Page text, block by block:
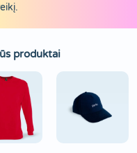
produktai